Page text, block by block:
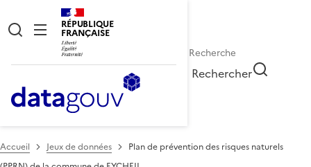
RÉPUBLIQUE
FRANÇAISE
Rechercher
Accueil Jeux de données
Plan de prévention des risques naturels